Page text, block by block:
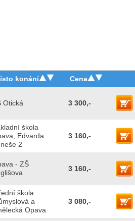
konání
Cena
Otická 3 300,-
škola
Edvarda
2
3 160,-
- ZŠ
3 160,-
škola
a
Opava
3 080,-